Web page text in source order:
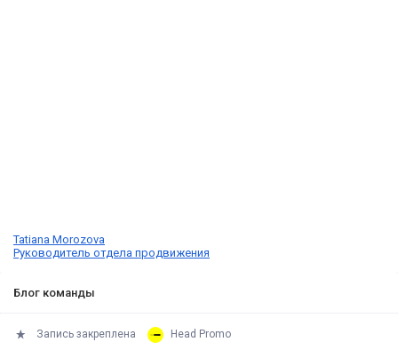
Tatiana Morozova
Руководитель отдела продвижения
Блог команды
Запись закреплена Head Promo